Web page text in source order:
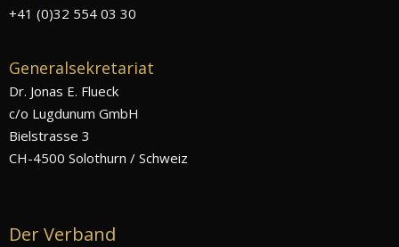
+41 (0)32 554 03 30
Generalsekretariat
Dr. Jonas E. Flueck
c/o Lugdunum GmbH
Bielstrasse 3
CH-4500 Solothurn / Schweiz
Der Verband